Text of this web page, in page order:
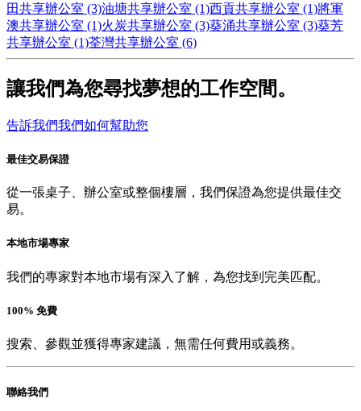
田共享辦公室 (3)油塘共享辦公室 (1)西貢共享辦公室 (1)將軍
澳共享辦公室 (1)火炭共享辦公室 (3)葵涌共享辦公室 (3)葵芳
共享辦公室 (1)荃灣共享辦公室 (6)
讓我們為您尋找夢想的工作空間。
告訴我們我們如何幫助您
最佳交易保證
從一張桌子、辦公室或整個樓層，我們保證為您提供最佳交
易。
本地市場專家
我們的專家對本地市場有深入了解，為您找到完美匹配。
100% 免費
搜索、參觀並獲得專家建議，無需任何費用或義務。
聯絡我們